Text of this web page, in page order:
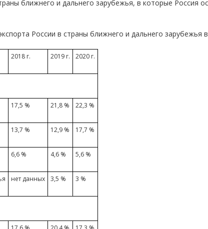
ближнего и дальнего зарубежья, в которые Россия
России в страны ближнего и дальнего зарубежья
2018 г. 2019 г. 2020 г.
17,5 % 21,8 % 22,3 %
13,7 % 12,9 % 17,7 %
6,6 % 4,6 % 5,6 %
нет данных 3,5 % 3 %